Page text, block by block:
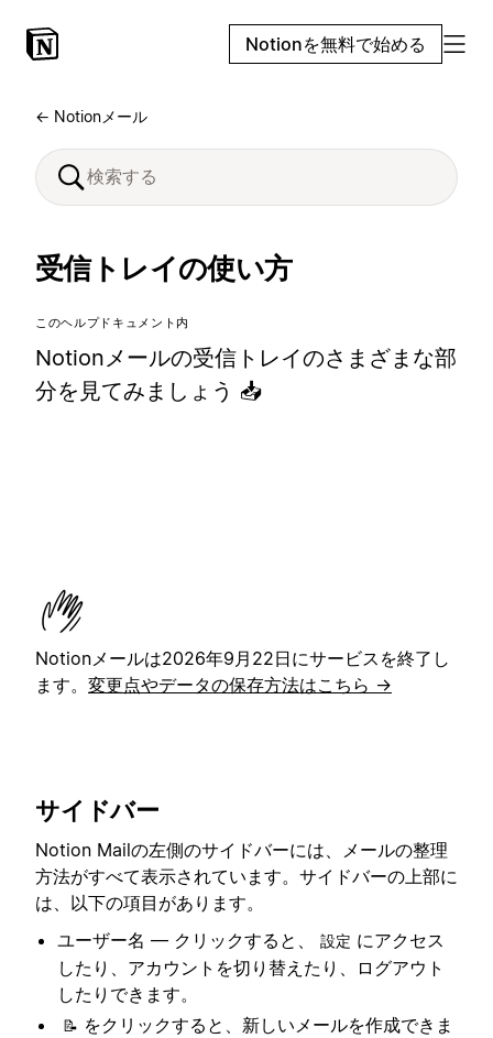
Notionを無料で始める
← Notionメール
受信トレイの使い方
このヘルプドキュメント内
Notionメールの受信トレイのさまざまな部
分を見てみましょう 📥
Notionメールは2026年9月22日にサービスを終了し
ます。 変更点やデータの保存方法はこちら →
サイドバー
Notion Mailの左側のサイドバーには、メールの整理
方法がすべて表示されています。サイドバーの上部に
は、以下の項目があります。
ユーザー名 — クリックすると、
設定 にアクセス
したり、アカウントを切り替えたり、ログアウト
したりできます。
📝 をクリックすると、新しいメールを作成できま